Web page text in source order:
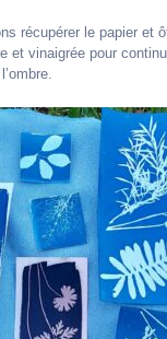
récupérer le papier
et vinaigrée pour